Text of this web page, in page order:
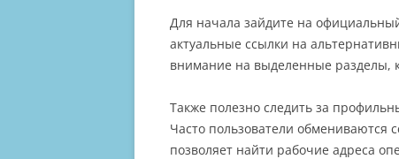
Для начала зайдите на
актуальные ссылки на
внимание на выделенные разделы,
Также полезно следить за
Часто пользователи обмениваются
позволяет найти рабочие адреса